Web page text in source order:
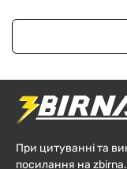
При цитуванні та
посилання на